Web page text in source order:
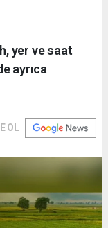
yer ve saat
ayrıca
OL